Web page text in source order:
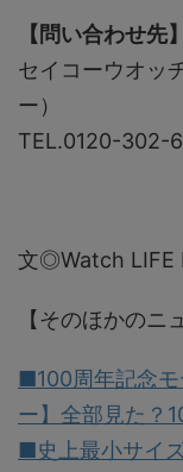
【問い合わせ先】
セイコーウオッ
ー）
TEL.0120-302-
文◎Watch LIFE
【そのほかのニ
■100周年記念モ
ー】全部見た？
■史上最小サイ